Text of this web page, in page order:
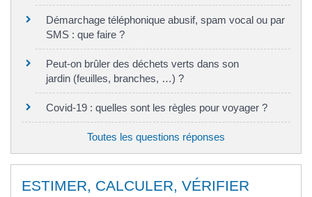
Démarchage téléphonique abusif, spam vocal ou par
SMS : que faire ?
Peut-on brûler des déchets verts dans son
jardin (feuilles, branches, …) ?
Covid-19 : quelles sont les règles pour voyager ?
Toutes les questions réponses
ESTIMER, CALCULER, VÉRIFIER